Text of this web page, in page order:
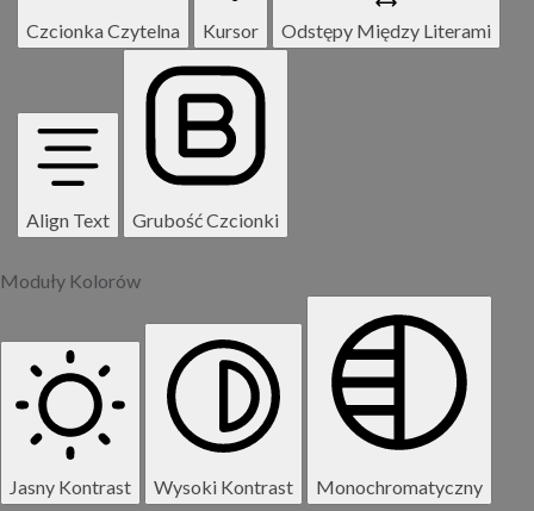
Czcionka Czytelna Kursor Odstępy Między Literami
Align Text Grubość Czcionki
Moduły Kolorów
Jasny Kontrast Wysoki Kontrast
Monochromatyczny